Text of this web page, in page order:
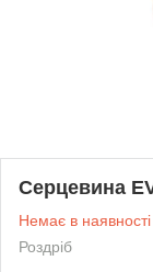
Серцевина
Немає в наявності
Роздріб